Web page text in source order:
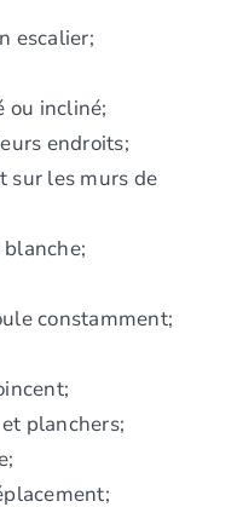
escalier;
ou incliné;
endroits;
sur les murs de
constamment;
planchers;